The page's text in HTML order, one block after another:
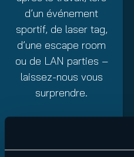
d’un événement
sportif, de laser tag,
d’une escape room
ou de LAN parties –
laissez-nous vous
surprendre.